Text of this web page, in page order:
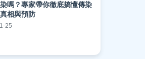
嗎？專家帶你徹底搞懂傳染
相與預防
25